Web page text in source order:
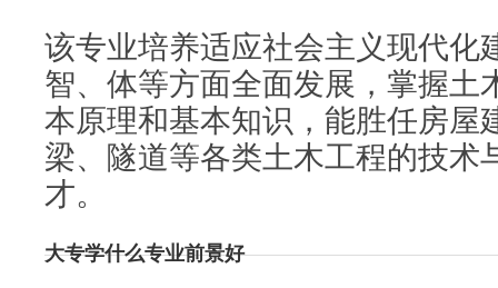
该专业培养适应社会主义现代化
智、体等方面全面发展，掌握土
本原理和基本知识，能胜任房屋
梁、隧道等各类土木工程的技术
才。
大专学什么专业前景好